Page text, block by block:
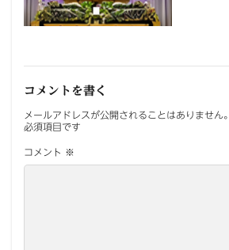
コメントを書く
メールアドレスが公開されることはありません。
必須項目です
コメント ※